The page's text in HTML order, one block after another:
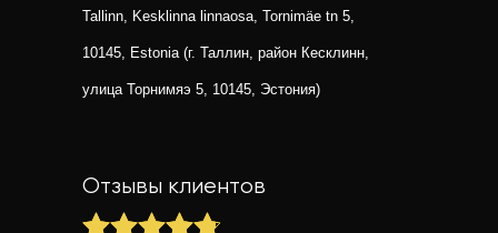
Tallinn, Kesklinna linnaosa, Tornimäe tn 5,
10145, Estonia (г. Таллин, район Кесклинн,
улица Торнимяэ 5, 10145, Эстония)
Отзывы клиентов